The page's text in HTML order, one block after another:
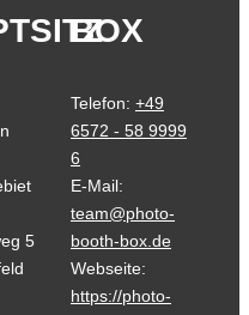
5
BOX
Telefon: +49
6572 - 58 9999
6
E-Mail:
team@photo-
booth-box.de
Webseite:
https://photo-